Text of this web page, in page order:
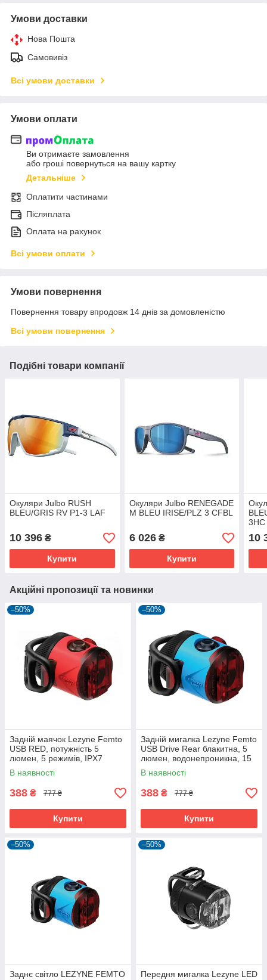
Умови доставки
Нова Пошта
Самовивіз
Всі умови доставки
Умови оплати
Ви отримаєте замовлення
або гроші повернуться на вашу картку
Детальніше
Оплатити частинами
Післяплата
Оплата на рахунок
Всі умови оплати
Умови повернення
Повернення товару впродовж 14 днів за домовленістю
Всі умови повернення
Подібні товари компанії
Окуляри Julbo RUSH
BLEU/GRIS RV P1-3 LAF
10 396 ₴
Купити
Окуляри Julbo RENEGADE
M BLEU IRISE/PLZ 3 CFBL
6 026₴
Купити
3HC
10
Акційні пропозиції та новинки
–50%
Задній маячок Lezyne Femto
USB RED, потужність 5
люмен, 5 режимів, IPX7
В наявності
388 ₴ 777 ₴
Купити
–50%
Задній мигалка Lezyne Femto
USB Drive Rear блакитна, 5
люмен, водонепроникна, 15
годин роботи.
В наявності
388 ₴ 777 ₴
Купити
–50%
Заднє світло LEZYNE FEMTO
–50%
Передня мигалка Lezyne LED